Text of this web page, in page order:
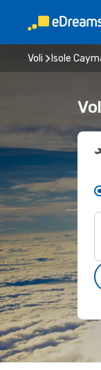
Voli Isole